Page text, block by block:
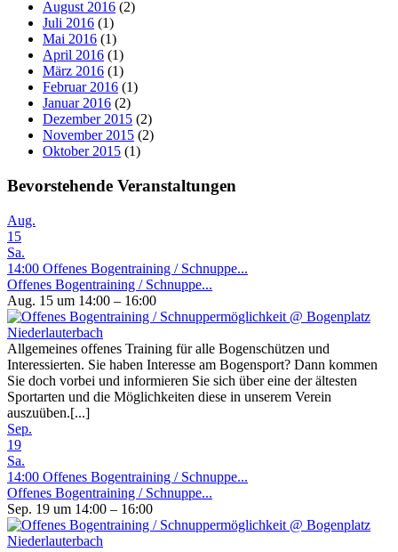
August 2016 (2)
Juli 2016 (1)
Mai 2016 (1)
April 2016 (1)
März 2016 (1)
Februar 2016 (1)
Januar 2016 (2)
Dezember 2015 (2)
November 2015 (2)
Oktober 2015 (1)
Bevorstehende Veranstaltungen
Aug.
15
Sa.
14:00 Offenes Bogentraining / Schnuppe...
Offenes Bogentraining / Schnuppe...
Aug. 15 um 14:00 – 16:00
Allgemeines offenes Training für alle Bogenschützen und
Interessierten. Sie haben Interesse am Bogensport? Dann kommen
Sie doch vorbei und informieren Sie sich über eine der ältesten
Sportarten und die Möglichkeiten diese in unserem Verein
auszuüben.[...]
Sep.
19
Sa.
14:00 Offenes Bogentraining / Schnuppe...
Offenes Bogentraining / Schnuppe...
Sep. 19 um 14:00 – 16:00